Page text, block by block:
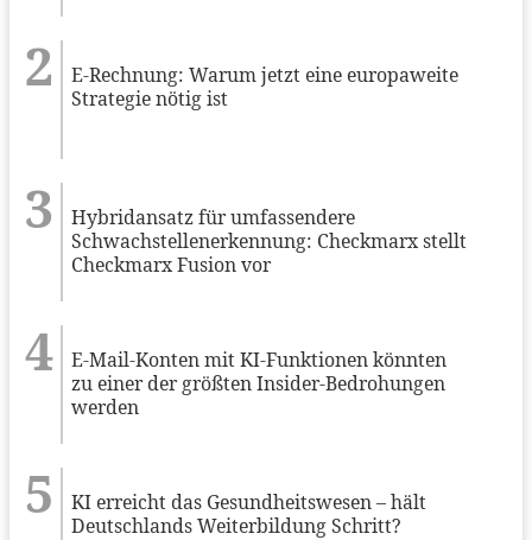
E-Rechnung: Warum jetzt eine europaweite
Strategie nötig ist
Hybridansatz für umfassendere
Schwachstellenerkennung: Checkmarx stellt
Checkmarx Fusion vor
E-Mail-Konten mit KI-Funktionen könnten
zu einer der größten Insider-Bedrohungen
werden
KI erreicht das Gesundheitswesen – hält
Deutschlands Weiterbildung Schritt?